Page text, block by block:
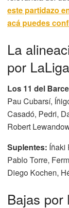
este partidazo
acá puedes
La
por
Los 11 del
Pau Cubarsí,
Casadó, Pedri,
Robert
Suplentes: Íñaki
Pablo Torre,
Diego Kochen,
Bajas por